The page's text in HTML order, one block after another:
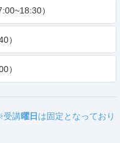
）
）
）
受講曜日 は固定となっており